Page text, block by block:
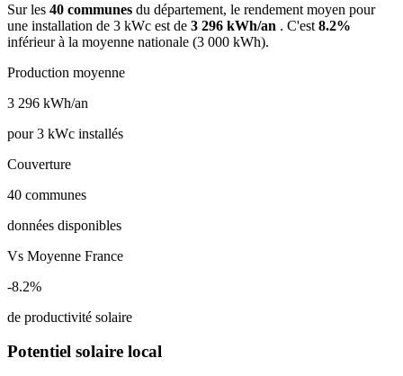
Sur les 40 communes du département, le rendement moyen pour
une installation de 3 kWc est de 3 296 kWh/an . C'est 8.2%
inférieur à la moyenne nationale (3 000 kWh).
Production moyenne
3 296 kWh/an
pour 3 kWc installés
Couverture
40 communes
données disponibles
Vs Moyenne France
-8.2%
de productivité solaire
Potentiel solaire local